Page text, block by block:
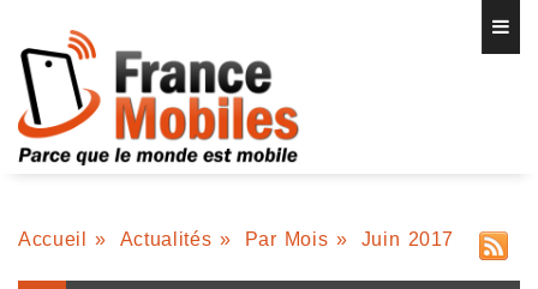
Accueil » Actualités » Par Mois » Juin 2017